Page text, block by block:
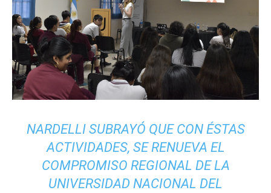
NARDELLI SUBRAYÓ QUE CON ÉSTAS
ACTIVIDADES, SE RENUEVA EL
COMPROMISO REGIONAL DE LA
UNIVERSIDAD NACIONAL DEL